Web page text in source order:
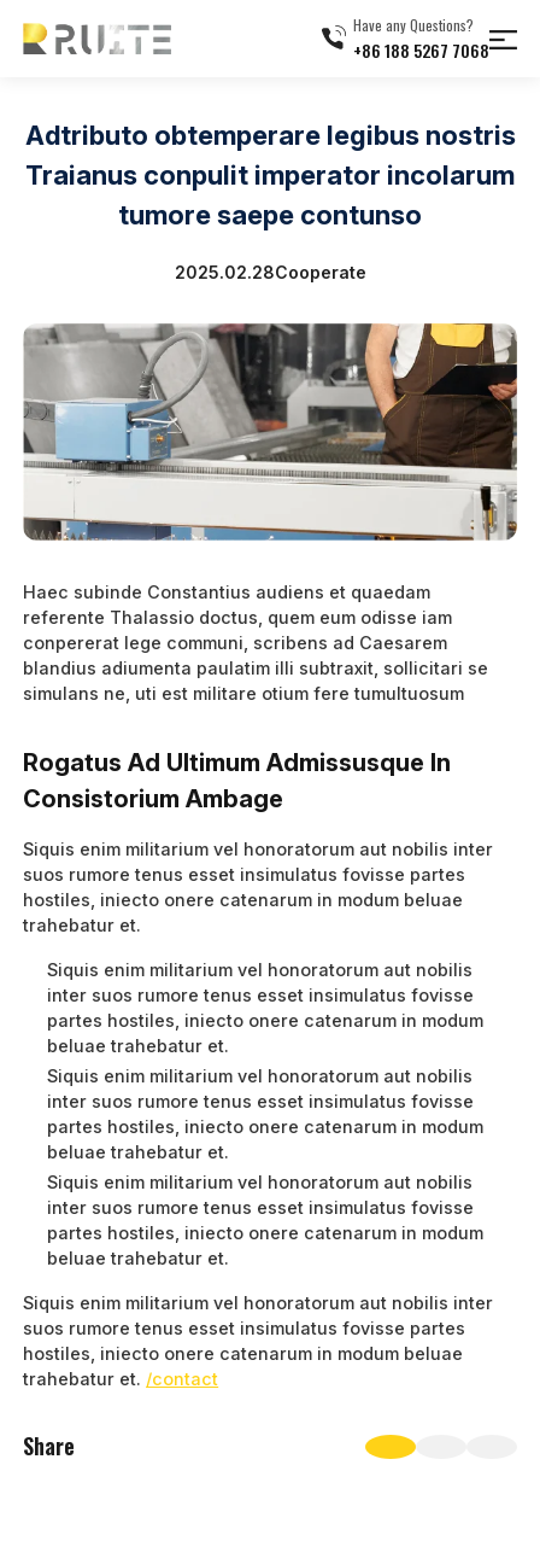
Have any Questions?
+86 188 5267 7068
Adtributo obtemperare legibus nostris
Traianus conpulit imperator incolarum
tumore saepe contunso
2025.02.28Cooperate
Haec subinde Constantius audiens et quaedam
referente Thalassio doctus, quem eum odisse iam
conpererat lege communi, scribens ad Caesarem
blandius adiumenta paulatim illi subtraxit, sollicitari se
simulans ne, uti est militare otium fere tumultuosum
Rogatus Ad Ultimum Admissusque In
Consistorium Ambage
Siquis enim militarium vel honoratorum aut nobilis inter
suos rumore tenus esset insimulatus fovisse partes
hostiles, iniecto onere catenarum in modum beluae
trahebatur et.
Siquis enim militarium vel honoratorum aut nobilis
inter suos rumore tenus esset insimulatus fovisse
partes hostiles, iniecto onere catenarum in modum
beluae trahebatur et.
Siquis enim militarium vel honoratorum aut nobilis
inter suos rumore tenus esset insimulatus fovisse
partes hostiles, iniecto onere catenarum in modum
beluae trahebatur et.
Siquis enim militarium vel honoratorum aut nobilis
inter suos rumore tenus esset insimulatus fovisse
partes hostiles, iniecto onere catenarum in modum
beluae trahebatur et.
Siquis enim militarium vel honoratorum aut nobilis inter
suos rumore tenus esset insimulatus fovisse partes
hostiles, iniecto onere catenarum in modum beluae
trahebatur et. /contact
Share